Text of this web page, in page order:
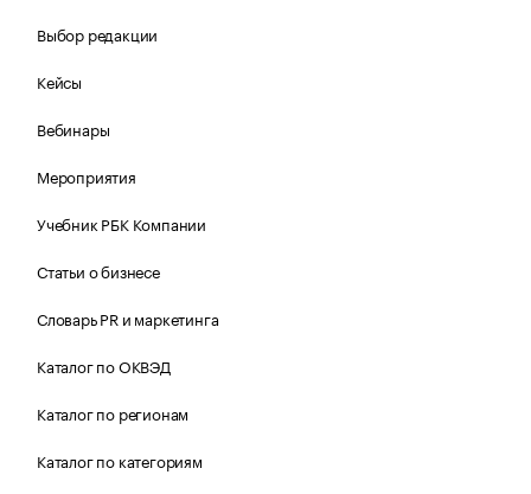
Выбор редакции
Кейсы
Вебинары
Мероприятия
Учебник РБК Компании
Статьи о бизнесе
Словарь PR и маркетинга
Каталог по ОКВЭД
Каталог по регионам
Каталог по категориям